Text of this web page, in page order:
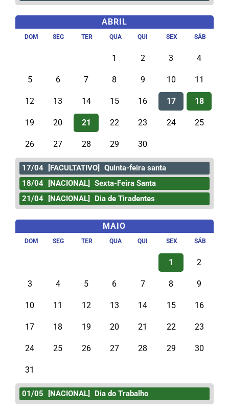
ABRIL
DOM SEG TER QUA QUI SEX SÁB
1 2 3 4
5 6 7 8 9 10 11
12 13 14 15 16 17 18
19 20 21 22 23 24 25
26 27 28 29 30
17/04 [FACULTATIVO]
Quinta-feira santa
18/04
[NACIONAL]
Sexta-Feira Santa
21/04
[NACIONAL] Dia de Tiradentes
MAIO
DOM SEG TER QUA QUI SEX SÁB
1 2
3 4 5 6 7 8 9
10 11 12 13 14 15 16
17 18 19 20 21 22 23
24 25 26 27 28 29 30
31
01/05 [NACIONAL] Dia do Trabalho